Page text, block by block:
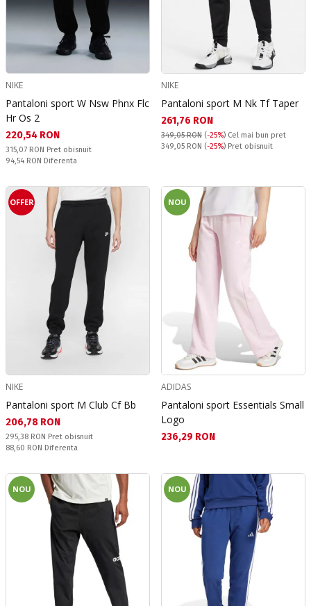
NIKE
Pantaloni sport W Nsw Phnx Flc
Hr Os 2
Текуща цена:
220,54 RON
Pret obisnuit:
315,07 RON Pret obisnuit
Спестявате:
94,54 RON Diferenta
NIKE
Pantaloni sport M Nk Tf Taper
Текуща цена:
261,76 RON
349,05 RON (-25%) Cel mai bun pret
Pret obisnuit:
349,05 RON (-25%) Pret obisnuit
OFFER
NIKE
Pantaloni sport M Club Cf Bb
Текуща цена:
206,78 RON
Pret obisnuit:
295,38 RON Pret obisnuit
Спестявате:
88,60 RON Diferenta
NOU
ADIDAS
Pantaloni sport Essentials Small
Logo
Текуща цена:
236,29 RON
NOU NOU